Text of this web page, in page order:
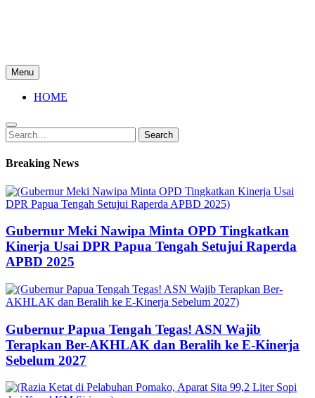
Menu
HOME
Search
for:
Search
Breaking News
Gubernur Meki Nawipa Minta OPD Tingkatkan
Kinerja Usai DPR Papua Tengah Setujui Raperda
APBD 2025
Gubernur Papua Tengah Tegas! ASN Wajib
Terapkan Ber-AKHLAK dan Beralih ke E-Kinerja
Sebelum 2027